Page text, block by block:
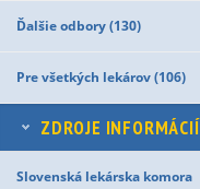
Ďalšie odbory (130)
Pre všetkých lekárov (106)
ZDROJE INFORMÁCIÍ
Slovenská lekárska komora